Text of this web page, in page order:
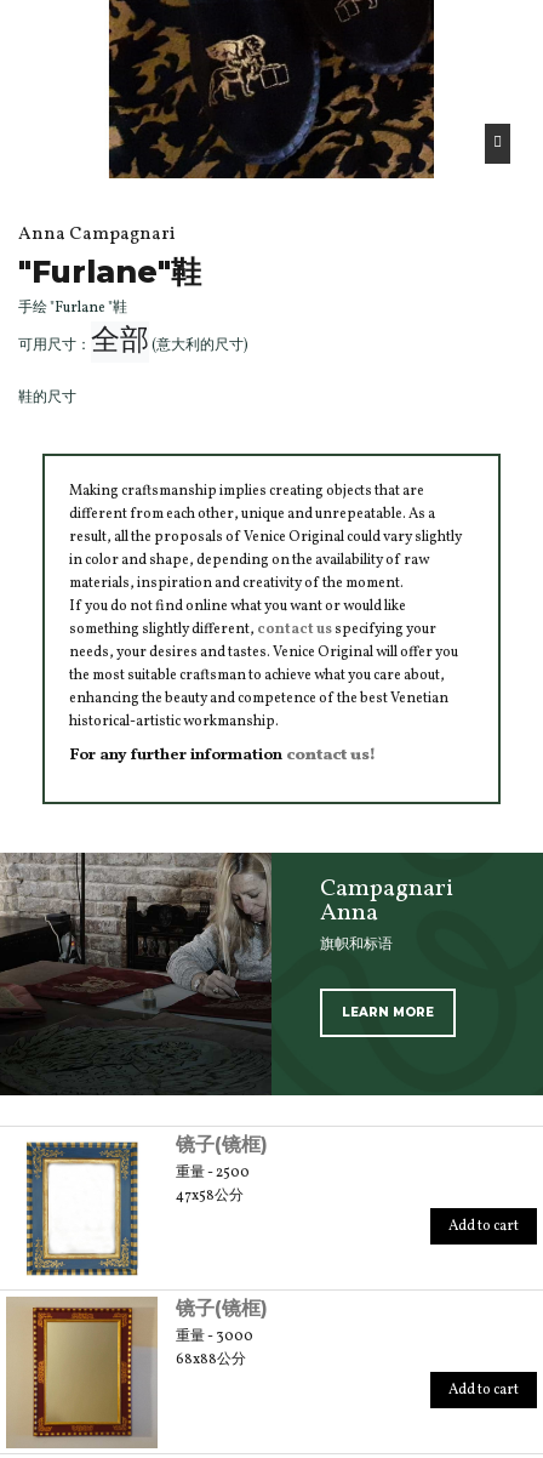
Anna Campagnari
"Furlane"鞋
手绘 "Furlane "鞋
可用尺寸： 全部(意大利的尺寸)
鞋的尺寸
Making craftsmanship implies creating objects that are
different from each other, unique and unrepeatable. As a
result, all the proposals of Venice Original could vary slightly
in color and shape, depending on the availability of raw
materials, inspiration and creativity of the moment.
If you do not find online what you want or would like
something slightly different, contact usspecifying your
needs, your desires and tastes. Venice Original will offer you
the most suitable craftsman to achieve what you care about,
enhancing the beauty and competence of the best Venetian
historical-artistic workmanship.
For any further information contact us!
Campagnari
Anna
旗帜和标语
LEARN MORE
镜子(镜框)
重量 - 2500
47x58公分
Add to cart
镜子(镜框)
重量 - 3000
68x88公分
Add to cart